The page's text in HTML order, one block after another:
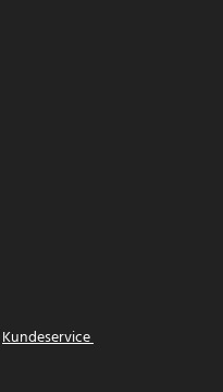
Kundeservice